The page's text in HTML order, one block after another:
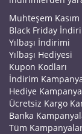
Muhteşem
Black Friday
Yılbaşı İndirimi
Yılbaşı Hediyesi
Kupon Kodları
İndirim
Hediye
Ücretsiz Kargo
Banka
Tüm